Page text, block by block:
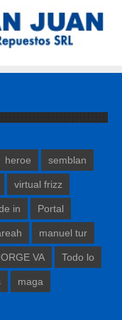
heroe semblan
virtual frizz
in Portal
manuel tur
VA Todo lo
maga